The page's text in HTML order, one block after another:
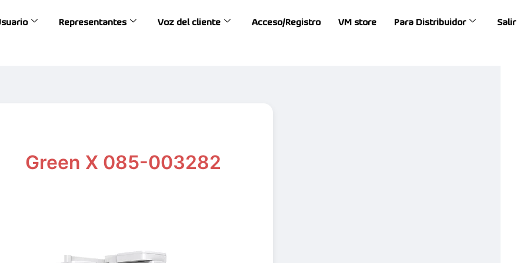
Representantes Voz del cliente Acceso/Registro VM store Para Distribuidor Salir
Green X 085-003282